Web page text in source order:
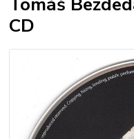
CD